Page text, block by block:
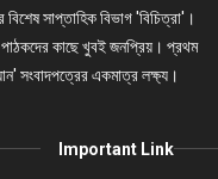
বিশেষ সাপ্তাহিক বিভাগ 'বিচিত্রা'।
পাঠকদের কাছে খুবই জনপ্রিয়। প্রথম
সংবাদপত্রের একমাত্র লক্ষ্য।
Important Link